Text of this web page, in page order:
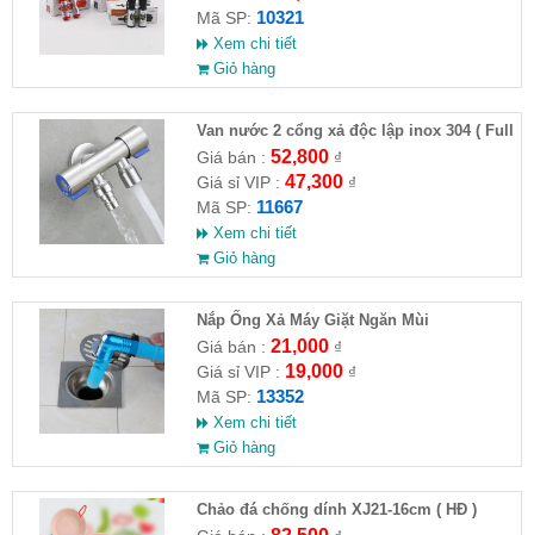
Mã SP: 10321
Xem chi tiết
Giỏ hàng
Van nước 2 cổng xả độc lập inox 304 ( Full
VAT )
Giá bán : 52,800₫
Giá sỉ VIP : 47,300₫
Mã SP: 11667
Xem chi tiết
Giỏ hàng
Nắp Ống Xả Máy Giặt Ngăn Mùi
Giá bán : 21,000₫
Giá sỉ VIP : 19,000₫
Mã SP: 13352
Xem chi tiết
Giỏ hàng
Chảo đá chống dính XJ21-16cm ( HĐ )